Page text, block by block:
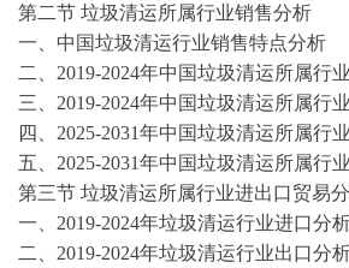
第二节 垃圾清运所属行业销售分析
一、中国垃圾清运行业销售特点分析
二、 2019-2024年中国垃圾清运所属行
三、 2019-2024年中国垃圾清运所属行
四、 2025-2031年中国垃圾清运所属行
五、 2025-2031年中国垃圾清运所属行
第三节 垃圾清运所属行业进出口贸易
一、 2019-2024年垃圾清运行业进口分
二、 2019-2024年垃圾清运行业出口分